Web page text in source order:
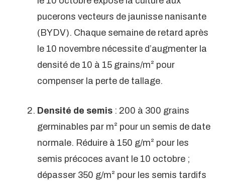
pucerons vecteurs de jaunisse nanisante
(BYDV). Chaque semaine de retard après
le 10 novembre nécessite d’augmenter la
densité de 10 à 15 grains/m² pour
compenser la perte de tallage.
Densité de semis : 200 à 300 grains
germinables par m² pour un semis de date
normale. Réduire à 150 g/m² pour les
semis précoces avant le 10 octobre ;
dépasser 350 g/m² pour les semis tardifs